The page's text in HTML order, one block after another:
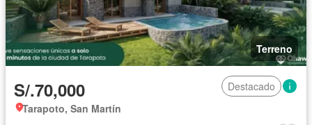
Terreno
S/.70,000
Destacado
Tarapoto, San Martín